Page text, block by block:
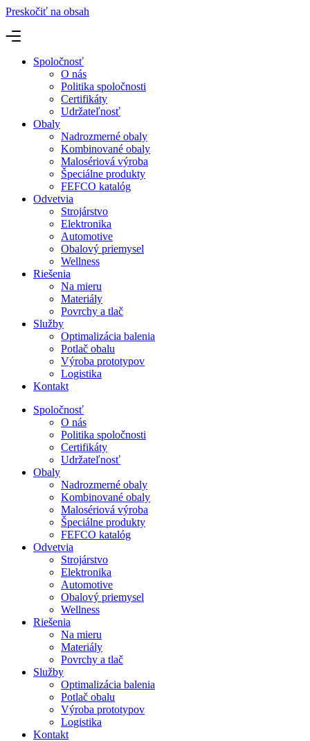
Preskočiť na obsah
Spoločnosť
O nás
Politika spoločnosti
Certifikáty
Udržateľnosť
Obaly
Nadrozmerné obaly
Kombinované obaly
Malosériová výroba
Špeciálne produkty
FEFCO katalóg
Odvetvia
Strojárstvo
Elektronika
Automotive
Obalový priemysel
Wellness
Riešenia
Na mieru
Materiály
Povrchy a tlač
Služby
Optimalizácia balenia
Potlač obalu
Výroba prototypov
Logistika
Kontakt
Spoločnosť
O nás
Politika spoločnosti
Certifikáty
Udržateľnosť
Obaly
Nadrozmerné obaly
Kombinované obaly
Malosériová výroba
Špeciálne produkty
FEFCO katalóg
Odvetvia
Strojárstvo
Elektronika
Automotive
Obalový priemysel
Wellness
Riešenia
Na mieru
Materiály
Povrchy a tlač
Služby
Optimalizácia balenia
Potlač obalu
Výroba prototypov
Logistika
Kontakt